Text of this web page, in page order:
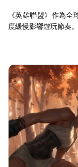
《英雄聯盟》作為
度緩慢影響遊玩節奏